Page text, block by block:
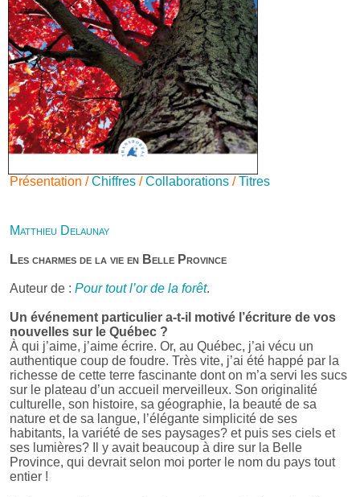
Présentation /Chiffres /Collaborations /Titres
Matthieu Delaunay
Les charmes de la vie en Belle Province
Auteur de : Pour tout l’or de la forêt.
Un événement particulier a-t-il motivé l’écriture de vos
nouvelles sur le Québec ?
À qui j’aime, j’aime écrire. Or, au Québec, j’ai vécu un
authentique coup de foudre. Très vite, j’ai été happé par la
richesse de cette terre fascinante dont on m’a servi les sucs
sur le plateau d’un accueil merveilleux. Son originalité
culturelle, son histoire, sa géographie, la beauté de sa
nature et de sa langue, l’élégante simplicité de ses
habitants, la variété de ses paysages? et puis ses ciels et
ses lumières? Il y avait beaucoup à dire sur la Belle
Province, qui devrait selon moi porter le nom du pays tout
entier !